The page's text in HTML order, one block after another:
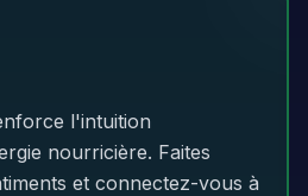
l'intuition
nourricière. Faites
et connectez-vous à